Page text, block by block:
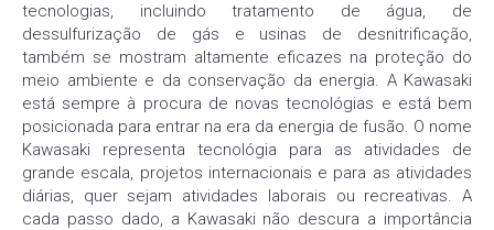
tecnologias, incluindo tratamento de água, de
dessulfurização de gás e usinas de desnitrificação,
também se mostram altamente eficazes na proteção do
meio ambiente e da conservação da energia. A Kawasaki
está sempre à procura de novas tecnológias e está bem
posicionada para entrar na era da energia de fusão. O nome
Kawasaki representa tecnológia para as atividades de
grande escala, projetos internacionais e para as atividades
diárias, quer sejam atividades laborais ou recreativas. A
cada passo dado, a Kawasaki não descura a importância